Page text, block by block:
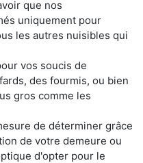
que nos
uniquement pour
les autres nuisibles qui
vos soucis de
des fourmis, ou bien
gros comme les
de déterminer grâce
de votre demeure ou
d'opter pour le